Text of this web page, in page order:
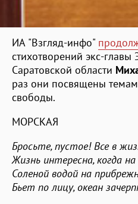
ИА "Взгляд-инфо"
стихотворений экс-главы
Саратовской области
раз они посвящены
свободы.
МОРСКАЯ
Бросьте, пустое! Все в
Жизнь интересна, когда
Соленой водой на
Бьет по лицу, океан